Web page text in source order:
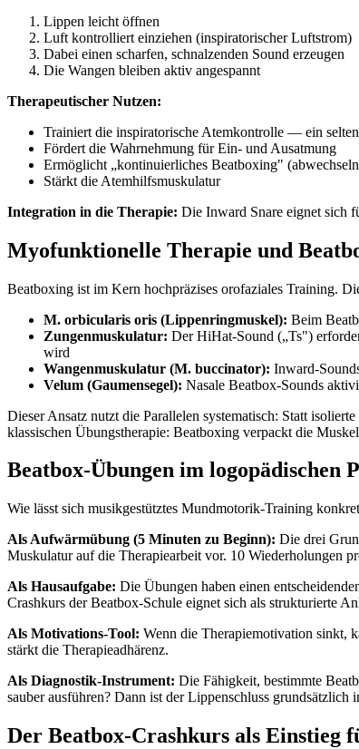
Lippen leicht öffnen
Luft kontrolliert einziehen (inspiratorischer Luftstrom)
Dabei einen scharfen, schnalzenden Sound erzeugen
Die Wangen bleiben aktiv angespannt
Therapeutischer Nutzen:
Trainiert die inspiratorische Atemkontrolle — ein
Fördert die Wahrnehmung für Ein- und Ausatmung
Ermöglicht „kontinuierliches Beatboxing"
Stärkt die Atemhilfsmuskulatur
Integration in die Therapie: Die Inward Snare eignet sich
Myofunktionelle Therapie und
Beatboxing ist im Kern hochpräzises orofaziales Training.
M. orbicularis oris (Lippenringmuskel): Beim
Zungenmuskulatur: Der HiHat-Sound („Ts")
wird
Wangenmuskulatur (M. buccinator): Inward-
Velum (Gaumensegel): Nasale Beatbox-Sounds
Dieser Ansatz nutzt die Parallelen systematisch: Statt
klassischen Übungstherapie: Beatboxing verpackt die
Beatbox-Übungen im logopädischen
Wie lässt sich musikgestütztes Mundmotorik-Training
Als Aufwärmübung (5 Minuten zu Beginn): Die drei
Muskulatur auf die Therapiearbeit vor. 10 Wiederholungen
Als Hausaufgabe: Die Übungen haben einen
Crashkurs der Beatbox-Schule eignet sich als strukturierte
Als Motivations-Tool: Wenn die Therapiemotivation sinkt,
stärkt die Therapieadhärenz.
Als Diagnostik-Instrument: Die Fähigkeit, bestimmte
sauber ausführen? Dann ist der Lippenschluss grundsätzlich
Der Beatbox-Crashkurs als Einstieg